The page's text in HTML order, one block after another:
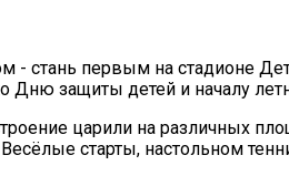
- стань первым на стадионе
Дню защиты детей и началу
царили на различных
старты, настольном